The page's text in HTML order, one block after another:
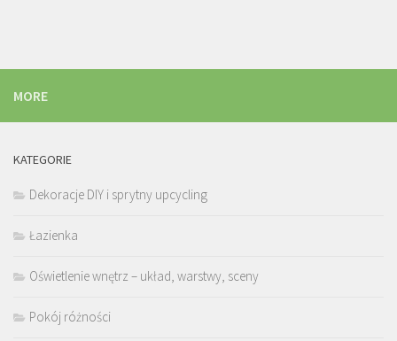
MORE
KATEGORIE
Dekoracje DIY i sprytny upcycling
Łazienka
Oświetlenie wnętrz – układ, warstwy, sceny
Pokój różności